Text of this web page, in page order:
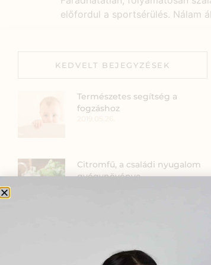
előfordul a sportsérülés. Nálam
KEDVELT BEJEGYZÉSEK
Természetes segítség a
fogzáshoz
Citromfű, a családi nyugalom
gyógynövénye